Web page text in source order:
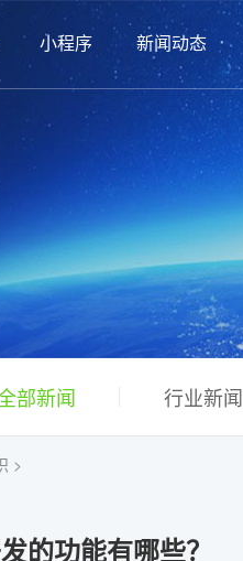
小程序 新闻动态
部新闻 行业新闻
>
的功能有哪些？